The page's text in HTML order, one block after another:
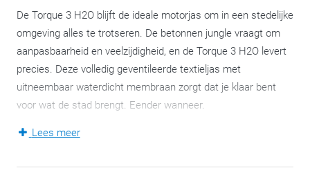
De Torque 3 H2O blijft de ideale motorjas om in een stedelijke
omgeving alles te trotseren. De betonnen jungle vraagt om
aanpasbaarheid en veelzijdigheid, en de Torque 3 H2O levert
precies. Deze volledig geventileerde textieljas met
uitneembaar waterdicht membraan zorgt dat je klaar bent
voor wat de stad brengt. Eender wanneer.
De derde generatie van deze motorjas krijgt vooral een
Lees meer